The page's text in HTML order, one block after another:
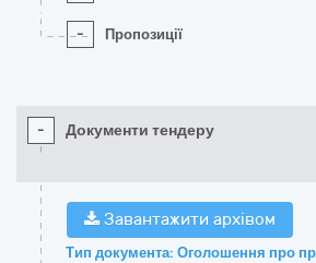
- Пропозиції
- Документи тендеру
Завантажити архівом
Тип документа: Оголошення про